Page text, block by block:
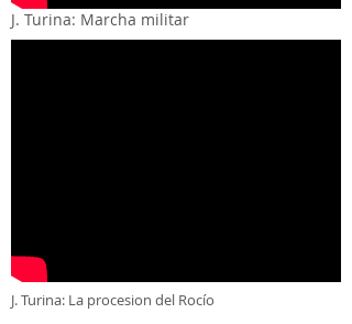
J. Turina: Marcha militar
J. Turina: La procesion del Rocío